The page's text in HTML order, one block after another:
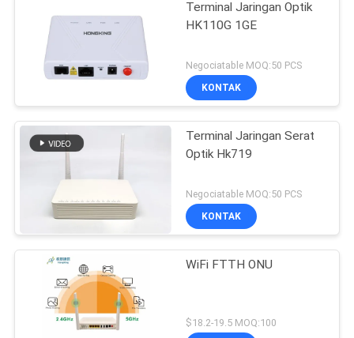
Terminal Jaringan Optik
HK110G 1GE
Negociatable MOQ:50 PCS
KONTAK
Terminal Jaringan Serat
Optik Hk719
Negociatable MOQ:50 PCS
KONTAK
WiFi FTTH ONU
$18.2-19.5 MOQ:100